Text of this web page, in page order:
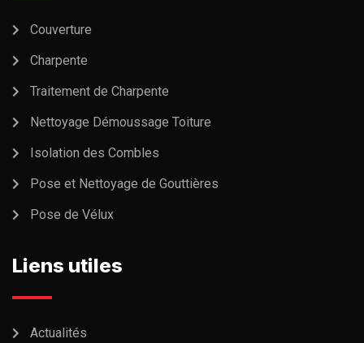
Couverture
Charpente
Traitement de Charpente
Nettoyage Démoussage Toiture
Isolation des Combles
Pose et Nettoyage de Gouttières
Pose de Vélux
Liens utiles
Actualités